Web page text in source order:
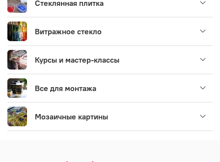
Стеклянная плитка
Витражное стекло
Курсы и мастер-классы
Все для монтажа
Мозаичные картины